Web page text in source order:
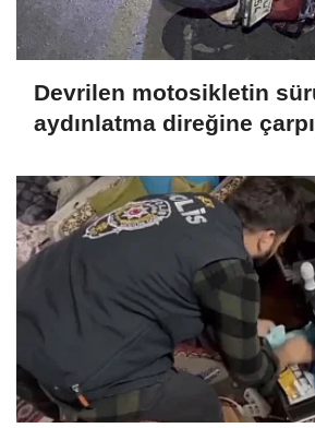
Devrilen motosikletin
aydınlatma direğine